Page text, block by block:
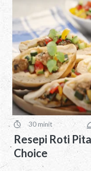
Resepi Roti
Choice
PreparationTime
30 minit